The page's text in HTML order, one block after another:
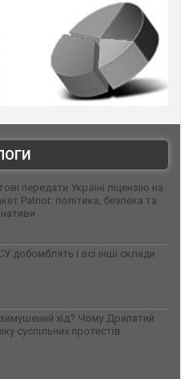
передати Україні ліцензію на
Patriot: політика, безпека та
добомблять і всі інші склади
хід? Чому Драпатий
суспільних протестів